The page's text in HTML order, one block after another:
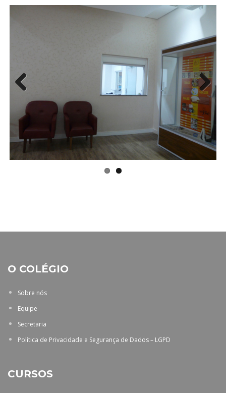
Previous Next
O COLÉGIO
Sobre nós
Equipe
Secretaria
Política de Privacidade e Segurança de Dados – LGPD
CURSOS